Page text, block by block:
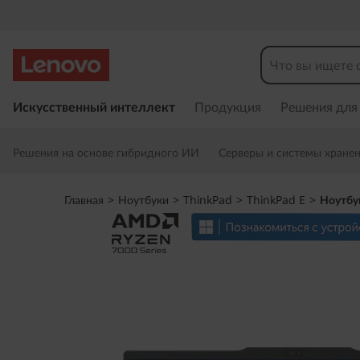
е
й
Искусственный интеллект Продукция Решения для
Решения на основе гибридного ИИ Серверы и системы
Главная > Ноутбуки > ThinkPad > ThinkPad E >